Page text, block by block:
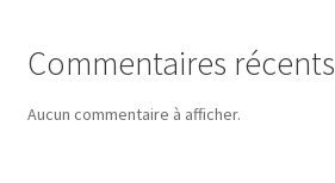
Commentaires récents
Aucun commentaire à afficher.